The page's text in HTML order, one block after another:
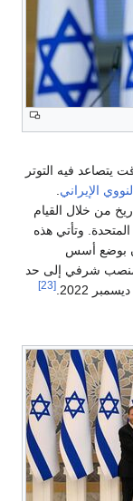
يتصاعد فيه التوتر
الإيراني.
من خلال القيام
وتأتي هذه
بوضع أسس
منصب شرفي إلى حد
2022.
[23]